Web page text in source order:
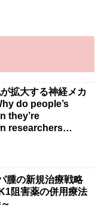
拡大する神経メカ
do people’s
they’re
researchers
腫の新規治療戦略
阻害薬の併用療法